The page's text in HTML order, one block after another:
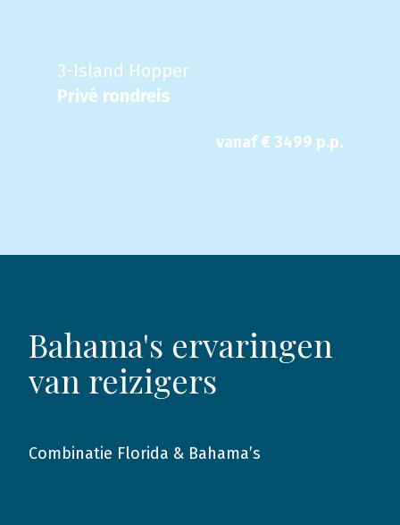
3-Island Hopper
Privé rondreis
vanaf € 3499 p.p.
Bahama's ervaringen
van reizigers
2016
Combinatie Florida & Bahama’s